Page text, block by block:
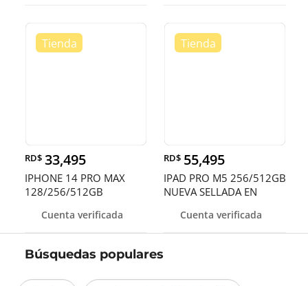
RD$ 33,495
IPHONE 14 PRO MAX
128/256/512GB
Cuenta verificada
RD$ 55,495
IPAD PRO M5 256/512GB
NUEVA SELLADA EN
Cuenta verificada
Búsquedas populares